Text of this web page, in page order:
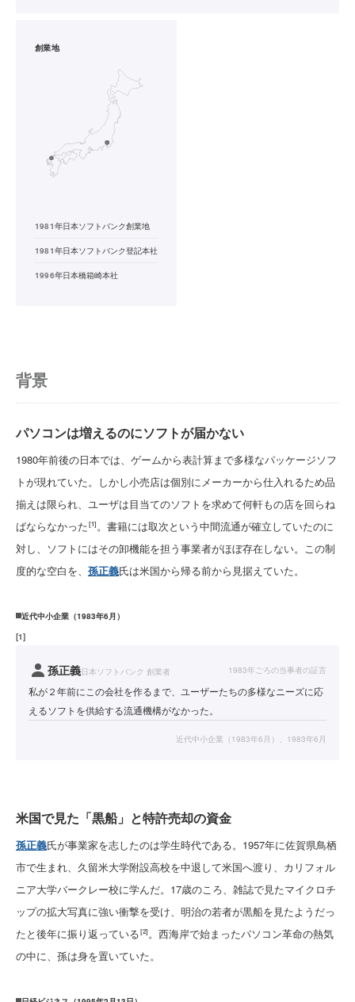
創業地
1981年日本ソフトバンク創業地
1981年日本ソフトバンク登記本社
1996年日本橋箱崎本社
背景
パソコンは増えるのにソフトが届かない
1980年前後の日本では、ゲームから表計算まで多様なパッケージソフ
トが現れていた。しかし小売店は個別にメーカーから仕入れるため品
揃えは限られ、ユーザは目当てのソフトを求めて何軒もの店を回らね
ばならなかった[1]。書籍には取次という中間流通が確立していたのに
対し、ソフトにはその卸機能を担う事業者がほぼ存在しない。この制
度的な空白を、 孫正義氏は米国から帰る前から見据えていた。
近代中小企業（1983年6月）
[1]
孫正義日本ソフトバンク 創業者 1983年ごろの当事者の証言
私が２年前にこの会社を作るまで、ユーザーたちの多様なニーズに応
えるソフトを供給する流通機構がなかった。
近代中小企業（1983年6月）、1983年6月
米国で見た「黒船」と特許売却の資金
孫正義氏が事業家を志したのは学生時代である。1957年に佐賀県鳥栖
市で生まれ、久留米大学附設高校を中退して米国へ渡り、カリフォル
ニア大学バークレー校に学んだ。17歳のころ、雑誌で見たマイクロチ
ップの拡大写真に強い衝撃を受け、明治の若者が黒船を見たようだっ
たと後年に振り返っている[2]。西海岸で始まったパソコン革命の熱気
の中に、孫は身を置いていた。